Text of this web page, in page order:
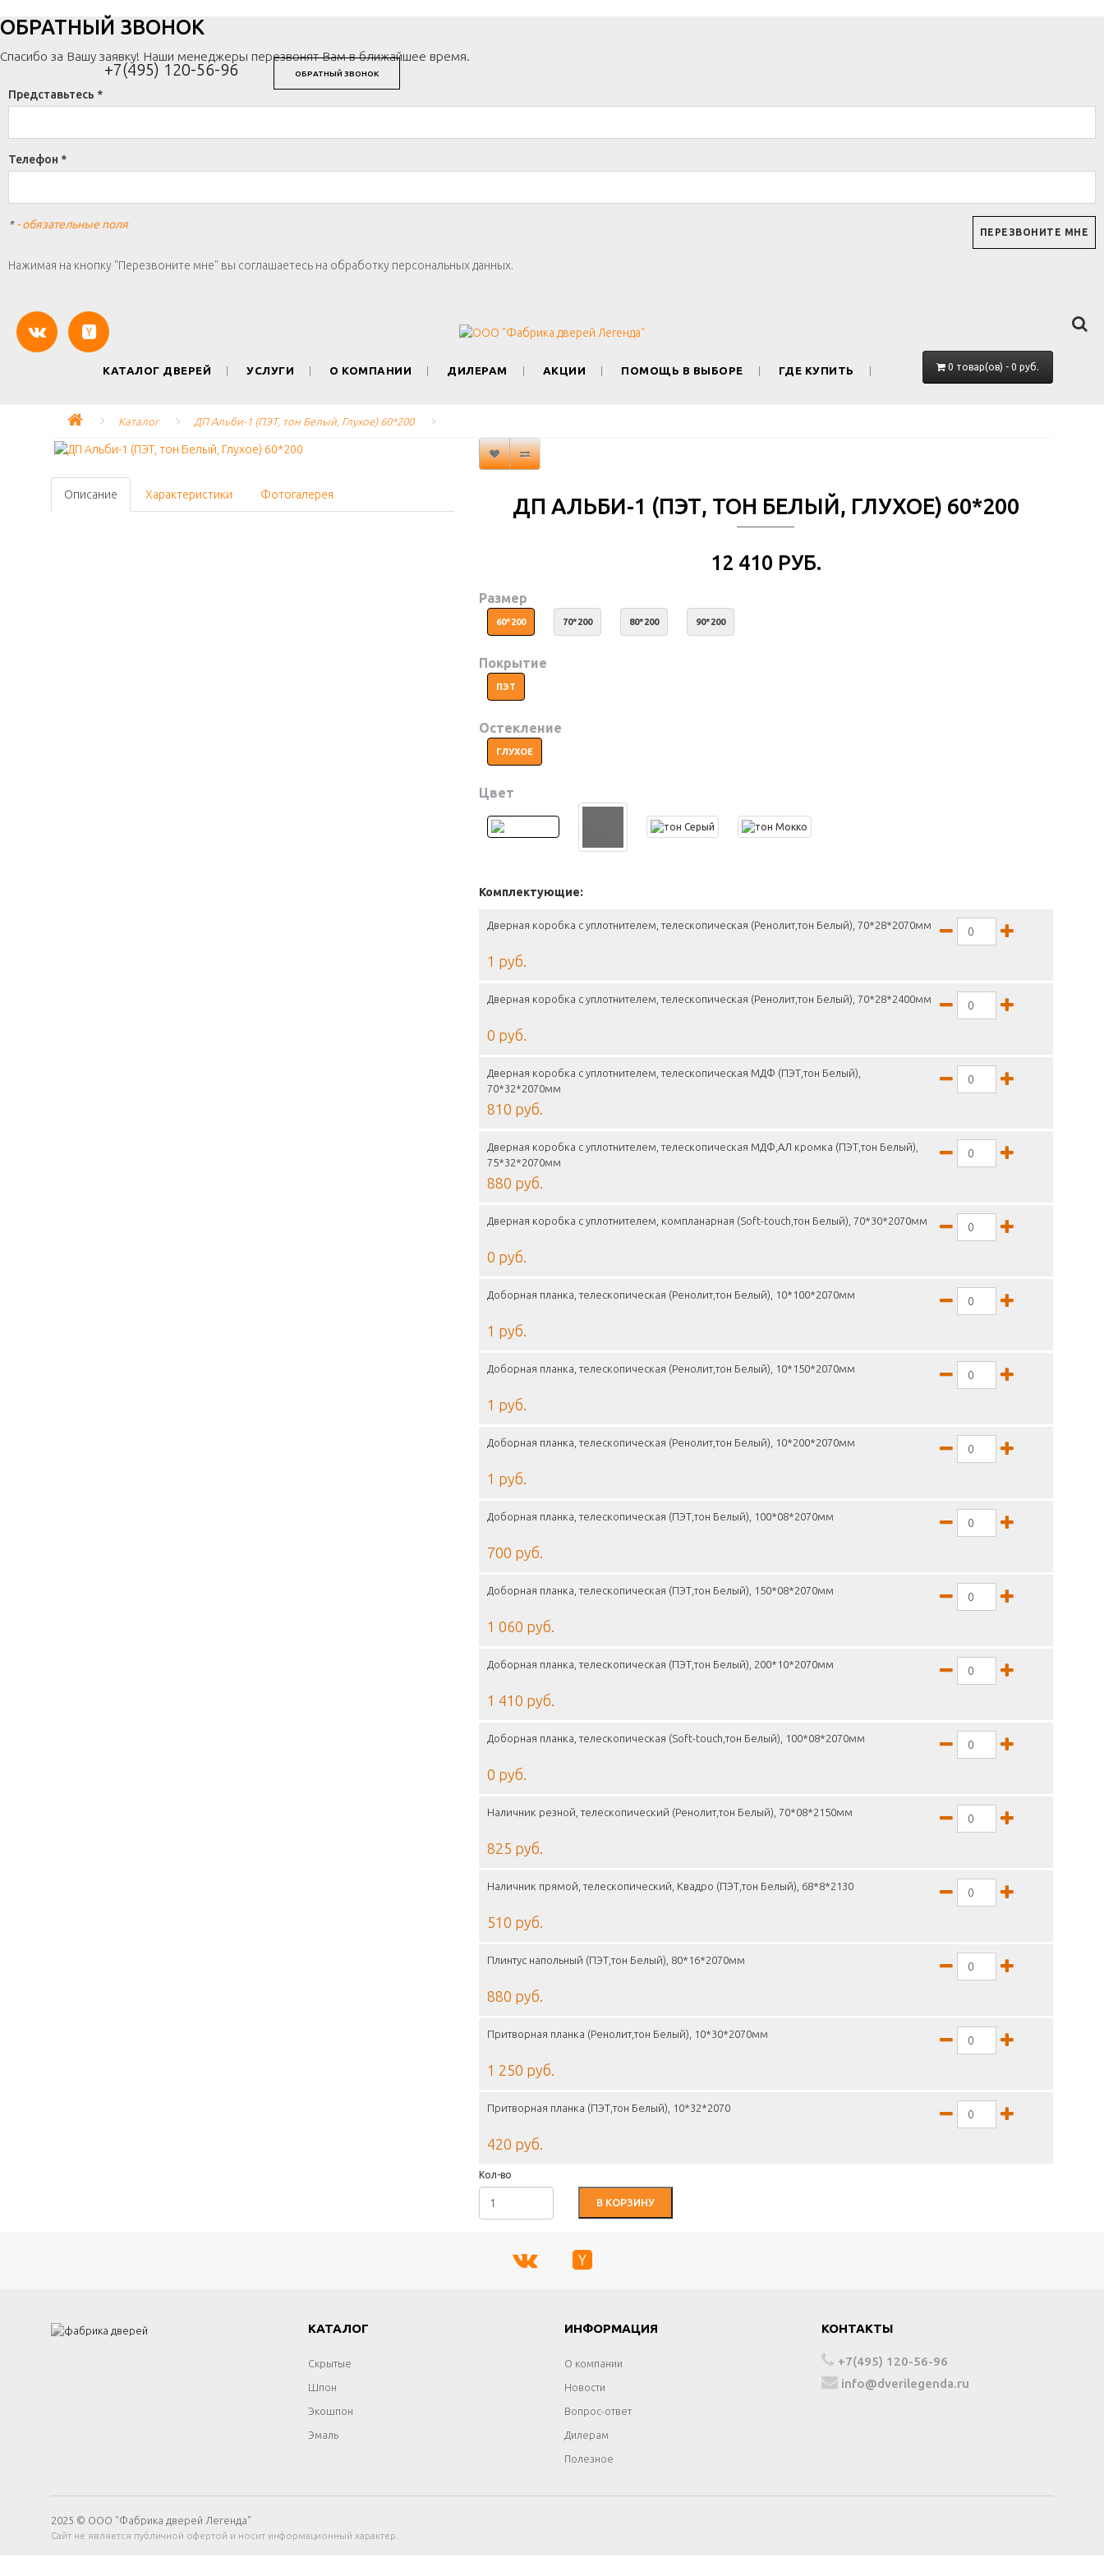
+7(495) 120-56-96 ОБРАТНЫЙ ЗВОНОК
ОБРАТНЫЙ ЗВОНОК
Спасибо за Вашу заявку! Наши менеджеры перезвонят Вам в ближайшее время.
Представьтесь *
Телефон *
*- обязательные поля
Нажимая на кнопку "Перезвоните мне" вы соглашаетесь на обработку персональных данных.
КАТАЛОГ ДВЕРЕЙ УСЛУГИ О КОМПАНИИ ДИЛЕРАМ АКЦИИ ПОМОЩЬ В ВЫБОРЕ ГДЕ КУПИТЬ 0 товар(ов) - 0 руб.
Каталог ДП Альби-1 (ПЭТ, тон Белый, Глухое) 60*200
Описание Характеристики Фотогалерея ДП АЛЬБИ-1 (ПЭТ, ТОН БЕЛЫЙ, ГЛУХОЕ) 60*200
12 410 РУБ.
Размер
60*200 70*200 80*200 90*200
Покрытие
ПЭТ
Остекление
ГЛУХОЕ
Цвет
Комплектующие:
Дверная коробка с уплотнителем, телескопическая (Ренолит,тон Белый), 70*28*2070мм
1 руб.
Дверная коробка с уплотнителем, телескопическая (Ренолит,тон Белый), 70*28*2400мм
0 руб.
Дверная коробка с уплотнителем, телескопическая МДФ (ПЭТ,тон Белый),
70*32*2070мм
810 руб.
Дверная коробка с уплотнителем, телескопическая МДФ,АЛ кромка (ПЭТ,тон Белый),
75*32*2070мм
880 руб.
Дверная коробка с уплотнителем, компланарная (Soft-touch,тон Белый), 70*30*2070мм
0 руб.
Доборная планка, телескопическая (Ренолит,тон Белый), 10*100*2070мм
1 руб.
Доборная планка, телескопическая (Ренолит,тон Белый), 10*150*2070мм
1 руб.
Доборная планка, телескопическая (Ренолит,тон Белый), 10*200*2070мм
1 руб.
Доборная планка, телескопическая (ПЭТ,тон Белый), 100*08*2070мм
700 руб.
Доборная планка, телескопическая (ПЭТ,тон Белый), 150*08*2070мм
1 060 руб.
Доборная планка, телескопическая (ПЭТ,тон Белый), 200*10*2070мм
1 410 руб.
Доборная планка, телескопическая (Soft-touch,тон Белый), 100*08*2070мм
0 руб.
Наличник резной, телескопический (Ренолит,тон Белый), 70*08*2150мм
825 руб.
Наличник прямой, телескопический, Квадро (ПЭТ,тон Белый), 68*8*2130
510 руб.
Плинтус напольный (ПЭТ,тон Белый), 80*16*2070мм
880 руб.
Притворная планка (Ренолит,тон Белый), 10*30*2070мм
1 250 руб.
Притворная планка (ПЭТ,тон Белый), 10*32*2070
420 руб.
Кол-во
В КОРЗИНУ
КАТАЛОГ
Скрытые
Шпон
Экошпон
Эмаль
ИНФОРМАЦИЯ
О компании
Новости
Вопрос-ответ
Дилерам
Полезное
КОНТАКТЫ
+7(495) 120-56-96
info@dverilegenda.ru
2025 © ООО "Фабрика дверей Легенда"
Сайт не является публичной офертой и носит информационный характер.